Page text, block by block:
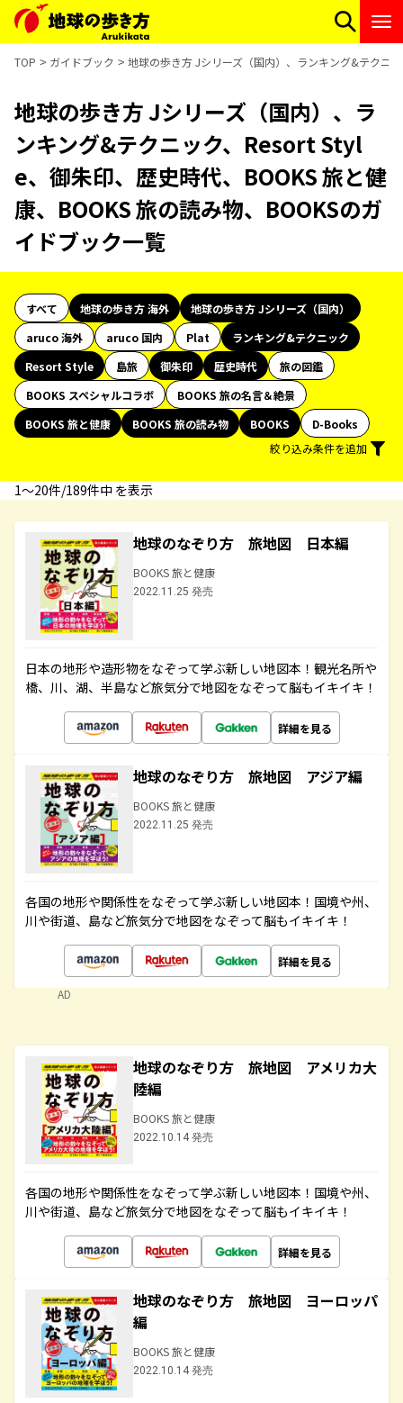
TOP ガイドブック 地球の歩き方 Jシリーズ（国内）、ランキング&テクニ
地球の歩き方 Jシリーズ（国内）、ラ
ンキング&テクニック、Resort Styl
e、御朱印、歴史時代、BOOKS 旅と健
康、BOOKS 旅の読み物、BOOKSのガ
イドブック一覧
すべて 地球の歩き方 海外
地球の歩き方 Jシリーズ（国内）
aruco 海外
aruco 国内 Plat
ランキング&テクニック
Resort Style
島旅 御朱印 歴史時代
旅の図鑑
BOOKS スペシャルコラボ
BOOKS 旅の名言＆絶景
BOOKS 旅と健康
BOOKS 旅の読み物 BOOKS
D-Books
絞り込み条件を追加
1〜20件/189件中 を表示
地球のなぞり方 旅地図 日本編
BOOKS 旅と健康
2022.11.25 発売
日本の地形や造形物をなぞって学ぶ新しい地図本！観光名所や
橋、川、湖、半島など旅気分で地図をなぞって脳もイキイキ！
詳細を見る
地球のなぞり方 旅地図 アジア編
BOOKS 旅と健康
2022.11.25 発売
各国の地形や関係性をなぞって学ぶ新しい地図本！国境や州、
川や街道、島など旅気分で地図をなぞって脳もイキイキ！
詳細を見る
AD
地球のなぞり方 旅地図 アメリカ大
陸編
BOOKS 旅と健康
2022.10.14 発売
各国の地形や関係性をなぞって学ぶ新しい地図本！国境や州、
川や街道、島など旅気分で地図をなぞって脳もイキイキ！
詳細を見る
地球のなぞり方 旅地図 ヨーロッパ
編
BOOKS 旅と健康
2022.10.14 発売